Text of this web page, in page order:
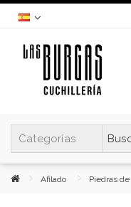
Afilado Piedras